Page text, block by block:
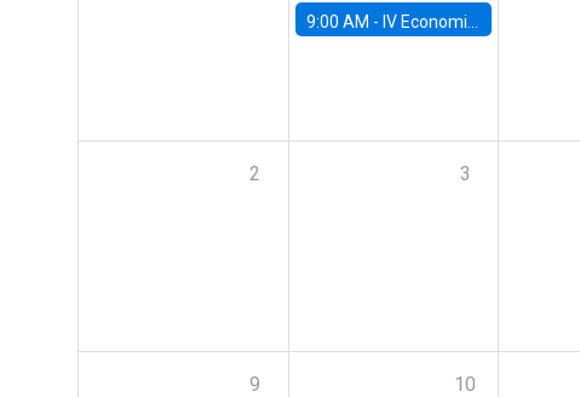
9:00 AM - IV Economics Alumni Workshop
2 3
9 10